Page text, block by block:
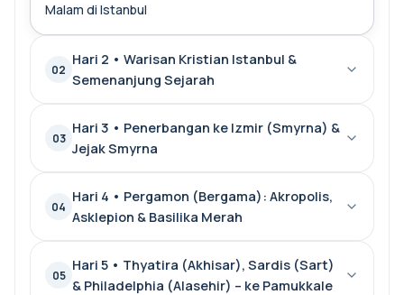
Malam di Istanbul
02
Hari 2 • Warisan Kristian Istanbul &
Semenanjung Sejarah
03
Hari 3 • Penerbangan ke Izmir (Smyrna) &
Jejak Smyrna
04
Hari 4 • Pergamon (Bergama): Akropolis,
Asklepion & Basilika Merah
05
Hari 5 • Thyatira (Akhisar), Sardis (Sart)
& Philadelphia (Alasehir) – ke Pamukkale